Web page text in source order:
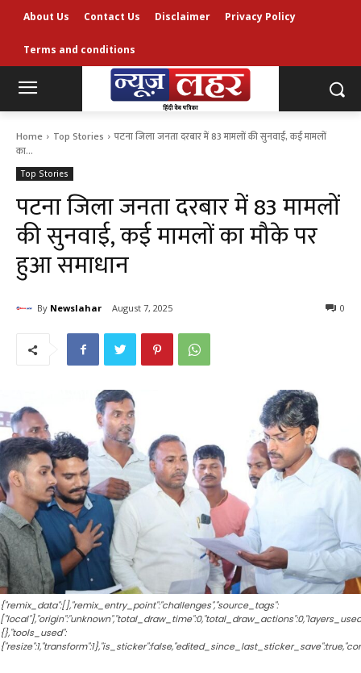
About Us Contact Us Disclaimer Privacy Policy
Terms and conditions
Home Top Stories
पटना जिला जनता दरबार में 83 मामलों की सुनवाई, कई मामलों
का...
Top Stories
पटना जिला जनता दरबार में 83 मामलों
की सुनवाई, कई मामलों का मौके पर
हुआ समाधान
By Newslahar August 7, 2025 0
{"remix_data":[],"remix_entry_point":"challenges","source_tags":
{},"tools_used":